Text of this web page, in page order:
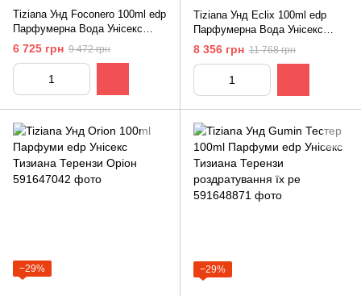
Tiziana Унд Foconero 100ml edp
Парфумерна Вода Унісекс
Тизиана Терензи Фоконеро
6 725 грн 9 472 грн
Tiziana Унд Eclix 100ml edp
Парфумерна Вода Унісекс
Тизиана Терензи Экликс
8 356 грн 11 768 грн
−29% −29%